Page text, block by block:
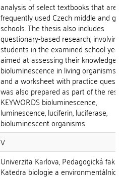
analysis of select textbooks that are
frequently used Czech middle and
schools. The thesis also includes
questionary-based research,
students in the examined school
aimed at assessing their knowledge
bioluminescence in living organisms.
and a worksheet with practice
was also prepared as part of the
KEYWORDS bioluminescence,
luminescence, luciferin, luciferase,
bioluminescent organisms
V
Univerzita Karlova, Pedagogická
Katedra biologie a